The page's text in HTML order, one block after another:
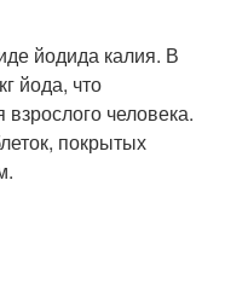
йодида калия. В
йода, что
взрослого человека.
покрытых